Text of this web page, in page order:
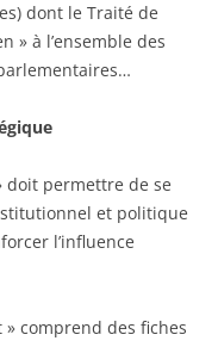
dont le Traité de
» à l’ensemble des
doit permettre de se
et politique
l’influence
» comprend des fiches